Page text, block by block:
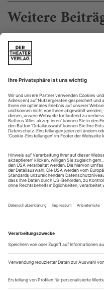
Weitere
Natacha Kelepovska hört
Natacha Kelepovska, Zürcher
Amateure, ihre open
Opernhaus in Zürich war
man sie noch in ihren
stehen und einen
war auch klar, warum.
Dances of Ecstasy
Film maker Michelle Mahrer
The San Bushmen live in a
face cultural extinction.
They perform their
health needs or level of
women generate the power